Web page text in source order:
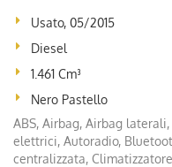
Usato, 05/2015
Diesel
1.461 Cm³
Nero Pastello
ABS, Airbag, Airbag
elettrici, Autoradio,
centralizzata,